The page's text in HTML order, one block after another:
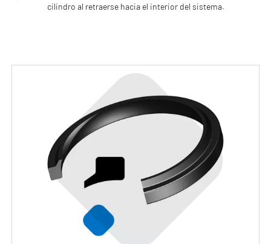
cilindro al retraerse hacia el interior del sistema.